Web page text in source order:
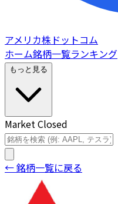
アメリカ株ドットコム
ホーム銘柄一覧ランキング
もっと見る
Market Closed
← 銘柄一覧に戻る